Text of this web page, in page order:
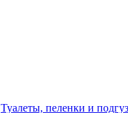
Туалеты, пеленки и